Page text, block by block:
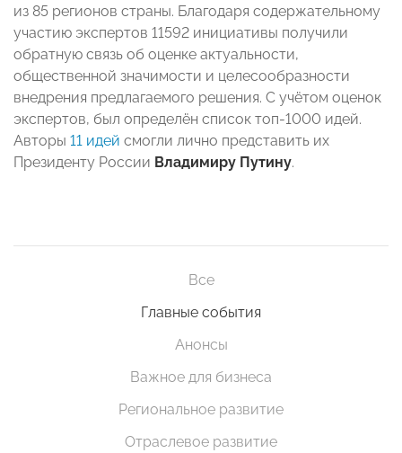
из 85 регионов страны. Благодаря содержательному
участию экспертов 11592 инициативы получили
обратную связь об оценке актуальности,
общественной значимости и целесообразности
внедрения предлагаемого решения. С учётом оценок
экспертов, был определён список топ-1000 идей.
Авторы 11 идей смогли лично представить их
Президенту России Владимиру Путину.
Все
Главные события
Анонсы
Важное для бизнеса
Региональное развитие
Отраслевое развитие